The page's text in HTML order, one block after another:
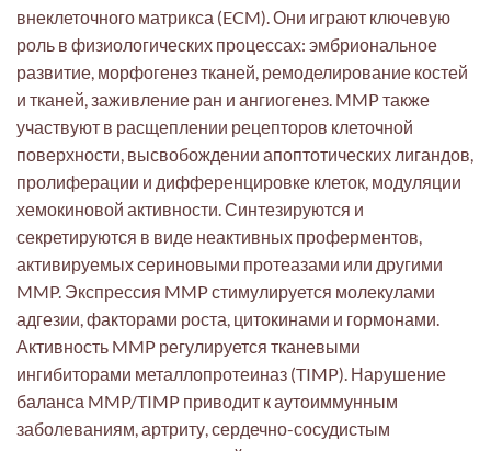
внеклеточного матрикса (ECM). Они играют ключевую
роль в физиологических процессах: эмбриональное
развитие, морфогенез тканей, ремоделирование костей
и тканей, заживление ран и ангиогенез. MMP также
участвуют в расщеплении рецепторов клеточной
поверхности, высвобождении апоптотических лигандов,
пролиферации и дифференцировке клеток, модуляции
хемокиновой активности. Синтезируются и
секретируются в виде неактивных проферментов,
активируемых сериновыми протеазами или другими
MMP. Экспрессия MMP стимулируется молекулами
адгезии, факторами роста, цитокинами и гормонами.
Активность MMP регулируется тканевыми
ингибиторами металлопротеиназ (TIMP). Нарушение
баланса MMP/TIMP приводит к аутоиммунным
заболеваниям, артриту, сердечно-сосудистым